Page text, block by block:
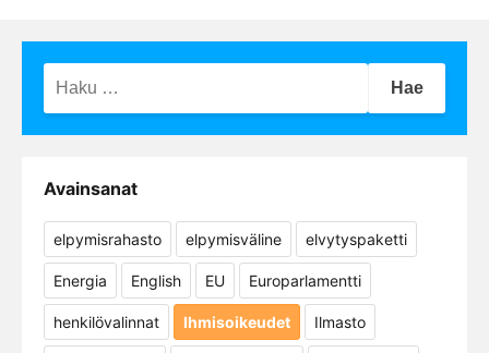
Avainsanat
elpymisrahasto elpymisväline elvytyspaketti
Energia English EU Europarlamentti
henkilövalinnat Ihmisoikeudet Ilmasto